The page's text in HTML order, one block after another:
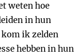
weten hoe
in hun
ik zelden
hebben in hun